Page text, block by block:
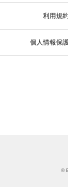
利用規約
個人情報保
©